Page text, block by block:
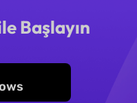
Başlayın